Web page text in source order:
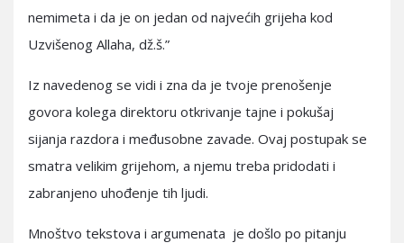
nemimeta i da je on jedan od najvećih grijeha kod
Uzvišenog Allaha, dž.š.”
Iz navedenog se vidi i zna da je tvoje prenošenje
govora kolega direktoru otkrivanje tajne i pokušaj
sijanja razdora i međusobne zavade. Ovaj postupak se
smatra velikim grijehom, a njemu treba pridodati i
zabranjeno uhođenje tih ljudi.
Mnoštvo tekstova i argumenata je došlo po pitanju